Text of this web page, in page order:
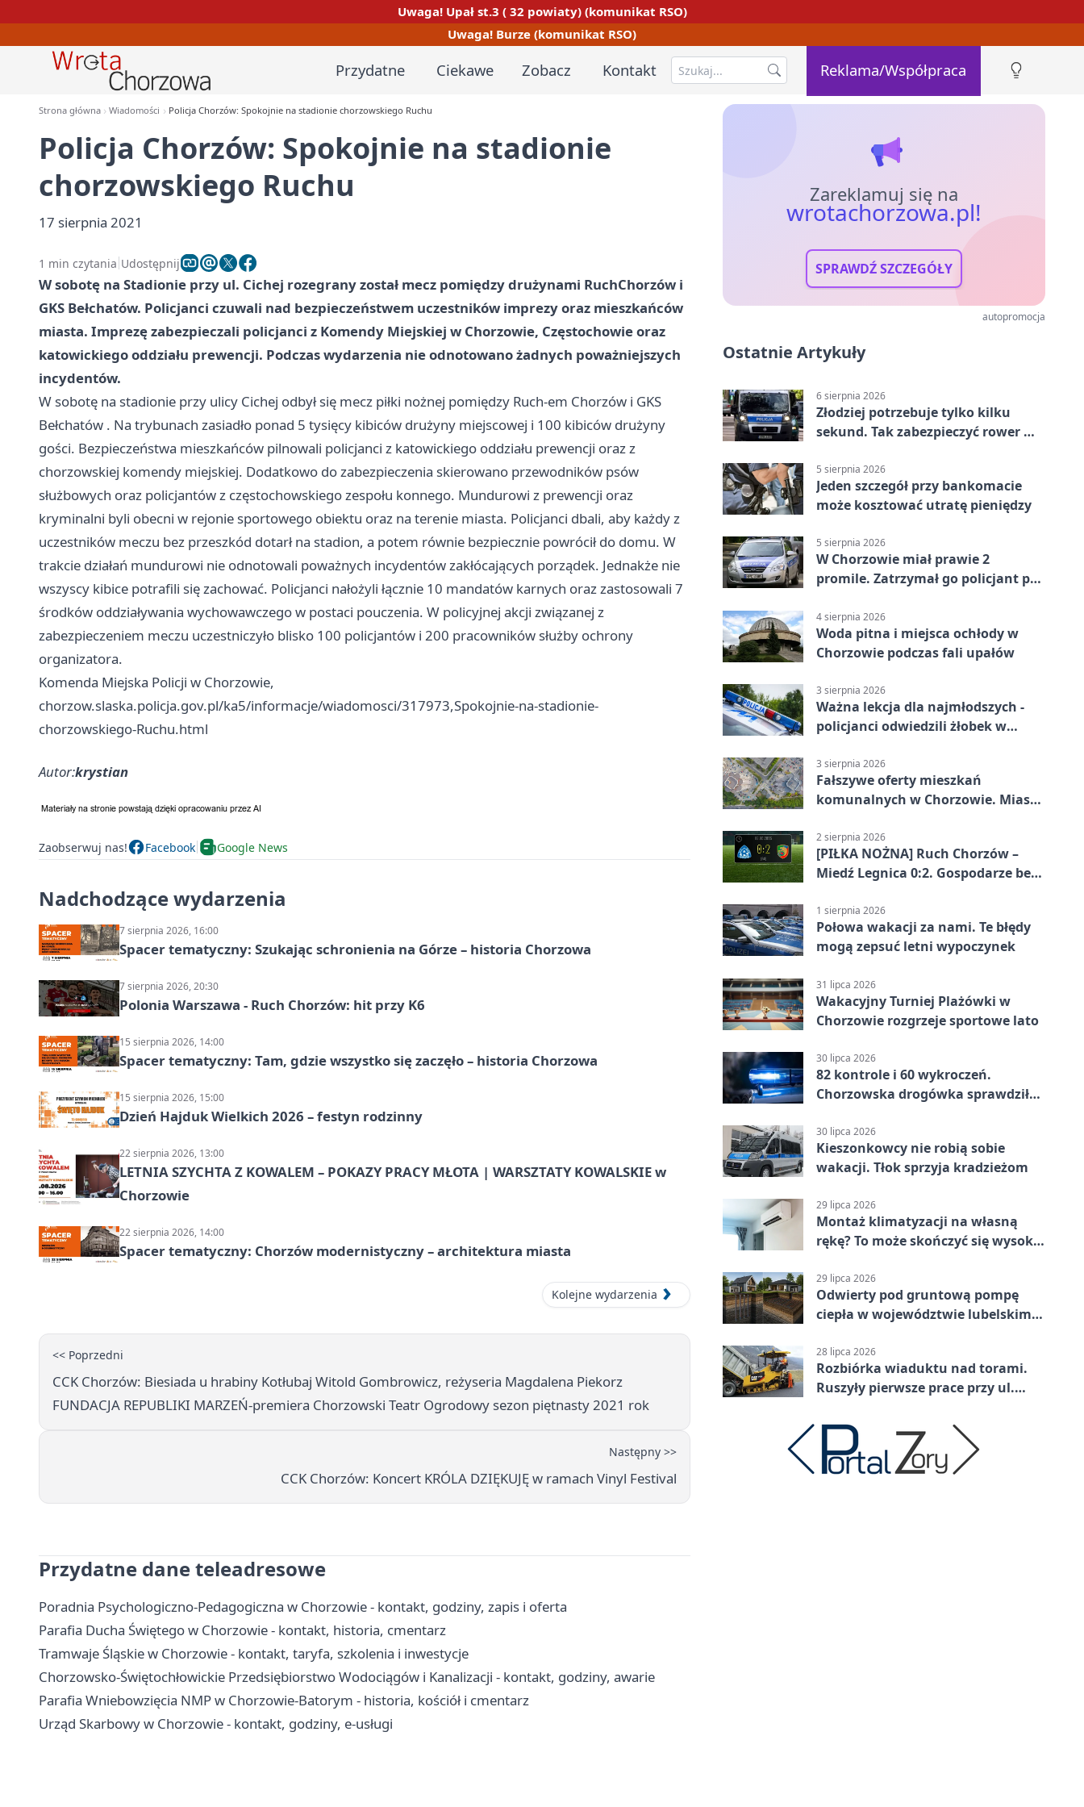
Uwaga! Upał st.3 ( 32 powiaty) (komunikat RSO)
Uwaga! Burze (komunikat RSO)
Przydatne Ciekawe Zobacz Kontakt Reklama/Współpraca
Strona główna Wiadomości Policja Chorzów: Spokojnie na stadionie chorzowskiego Ruchu
Policja Chorzów: Spokojnie na stadionie
chorzowskiego Ruchu
17 sierpnia 2021
1 min czytania Udostępnij
W sobotę na Stadionie przy ul. Cichej rozegrany został mecz pomiędzy drużynami RuchChorzów i
GKS Bełchatów. Policjanci czuwali nad bezpieczeństwem uczestników imprezy oraz mieszkańców
miasta. Imprezę zabezpieczali policjanci z Komendy Miejskiej w Chorzowie, Częstochowie oraz
katowickiego oddziału prewencji. Podczas wydarzenia nie odnotowano żadnych poważniejszych
incydentów.
W sobotę na stadionie przy ulicy Cichej odbył się mecz piłki nożnej pomiędzy Ruch-em Chorzów i GKS
Bełchatów . Na trybunach zasiadło ponad 5 tysięcy kibiców drużyny miejscowej i 100 kibiców drużyny
gości. Bezpieczeństwa mieszkańców pilnowali policjanci z katowickiego oddziału prewencji oraz z
chorzowskiej komendy miejskiej. Dodatkowo do zabezpieczenia skierowano przewodników psów
służbowych oraz policjantów z częstochowskiego zespołu konnego. Mundurowi z prewencji oraz
kryminalni byli obecni w rejonie sportowego obiektu oraz na terenie miasta. Policjanci dbali, aby każdy z
uczestników meczu bez przeszkód dotarł na stadion, a potem równie bezpiecznie powrócił do domu. W
trakcie działań mundurowi nie odnotowali poważnych incydentów zakłócających po­rządek. Jednakże nie
wszyscy kibice potrafili się zachować. Policjanci nałożyli łącznie 10 mandatów karnych oraz zastosowali 7
środków oddziaływania wychowawczego w postaci pouczenia. W policyjnej akcji związanej z
zabezpieczeniem meczu uczestniczyło blisko 100 policjantów i 200 pracowników służby ochrony
organizatora.
Komenda Miejska Policji w Chorzowie,
chorzow.slaska.policja.gov.pl/ka5/informacje/wiadomosci/317973,Spokojnie-na-stadionie-
chorzowskiego-Ruchu.html
Autor:krystian
Zaobserwuj nas! Facebook Google News
Nadchodzące wydarzenia
7 sierpnia 2026, 16:00
Spacer tematyczny: Szukając schronienia na Górze – historia Chorzowa
7 sierpnia 2026, 20:30
Polonia Warszawa - Ruch Chorzów: hit przy K6
15 sierpnia 2026, 14:00
Spacer tematyczny: Tam, gdzie wszystko się zaczęło – historia Chorzowa
15 sierpnia 2026, 15:00
Dzień Hajduk Wielkich 2026 – festyn rodzinny
22 sierpnia 2026, 13:00
LETNIA SZYCHTA Z KOWALEM – POKAZY PRACY MŁOTA | WARSZTATY KOWALSKIE w
Chorzowie
22 sierpnia 2026, 14:00
Spacer tematyczny: Chorzów modernistyczny – architektura miasta
Kolejne wydarzenia
<< Poprzedni
CCK Chorzów: Biesiada u hrabiny Kotłubaj Witold Gombrowicz, reżyseria Magdalena Piekorz
FUNDACJA REPUBLIKI MARZEŃ-premiera Chorzowski Teatr Ogrodowy sezon piętnasty 2021 rok
Następny >>
CCK Chorzów: Koncert KRÓLA DZIĘKUJĘ w ramach Vinyl Festival
Przydatne dane teleadresowe
Poradnia Psychologiczno-Pedagogiczna w Chorzowie - kontakt, godziny, zapis i oferta
Parafia Ducha Świętego w Chorzowie - kontakt, historia, cmentarz
Tramwaje Śląskie w Chorzowie - kontakt, taryfa, szkolenia i inwestycje
Chorzowsko-Świętochłowickie Przedsiębiorstwo Wodociągów i Kanalizacji - kontakt, godziny, awarie
Parafia Wniebowzięcia NMP w Chorzowie-Batorym - historia, kościół i cmentarz
Urząd Skarbowy w Chorzowie - kontakt, godziny, e-usługi
Zareklamuj się na
wrotachorzowa.pl!
SPRAWDŹ SZCZEGÓŁY
autopromocja
Ostatnie Artykuły
6 sierpnia 2026
Złodziej potrzebuje tylko kilku
sekund. Tak zabezpieczyć rower w
5 sierpnia 2026
Jeden szczegół przy bankomacie
może kosztować utratę pieniędzy
5 sierpnia 2026
W Chorzowie miał prawie 2
promile. Zatrzymał go policjant po
4 sierpnia 2026
Woda pitna i miejsca ochłody w
Chorzowie podczas fali upałów
3 sierpnia 2026
Ważna lekcja dla najmłodszych -
policjanci odwiedzili żłobek w
3 sierpnia 2026
Fałszywe oferty mieszkań
komunalnych w Chorzowie. Miasto
2 sierpnia 2026
[PIŁKA NOŻNA] Ruch Chorzów –
Miedź Legnica 0:2. Gospodarze bez
1 sierpnia 2026
Połowa wakacji za nami. Te błędy
mogą zepsuć letni wypoczynek
31 lipca 2026
Wakacyjny Turniej Plażówki w
Chorzowie rozgrzeje sportowe lato
30 lipca 2026
82 kontrole i 60 wykroczeń.
Chorzowska drogówka sprawdziła
30 lipca 2026
Kieszonkowcy nie robią sobie
wakacji. Tłok sprzyja kradzieżom
29 lipca 2026
Montaż klimatyzacji na własną
rękę? To może skończyć się wysoką
29 lipca 2026
Odwierty pod gruntową pompę
ciepła w województwie lubelskim -
28 lipca 2026
Rozbiórka wiaduktu nad torami.
Ruszyły pierwsze prace przy ul.